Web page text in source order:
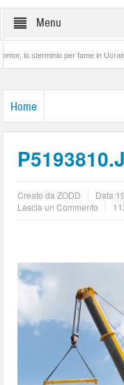
Menu
per fame in Ucraina
Home
Creato daZODD Data:
Lascia un Commento